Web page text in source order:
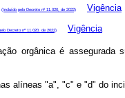
(Incluído pelo Decreto nº 11.020, de 2022)
Vigência
Decreto nº 11.020, de 2022) Vigência
orgânica é assegurada
alíneas "a", "c" e "d" do